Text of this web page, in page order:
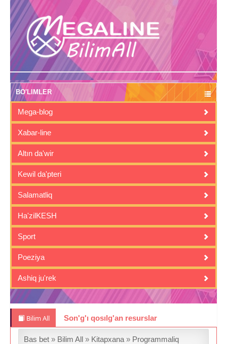
BO'LIMLER
Mega-blog
Xabar-line
Altın da'wir
Kewil da'pteri
Salamatliq
Ha'zilKESH
Sport
Poeziya
Ashiq ju'rek
Bilim All Son'g'ı qosılg'an resurslar
Bas bet » Bilim All » Kitapxana » Programmaliq